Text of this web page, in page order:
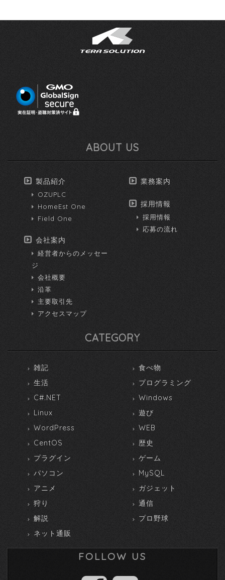
ABOUT US
製品紹介
OZUPLC
HomeEst One
Field One
会社案内
経営者からのメッセー
ジ
会社概要
沿革
主要取引先
アクセスマップ
業務案内
採用情報
採用情報
応募の流れ
CATEGORY
雑記
食べ物
生活
プログラミング
C#.NET
Windows
Linux
遊び
WordPress
WEB
CentOS
歴史
プラグイン
ゲーム
パソコン
MySQL
アニメ
ガジェット
狩り
通信
解説
プロ野球
ネット通販
FOLLOW US